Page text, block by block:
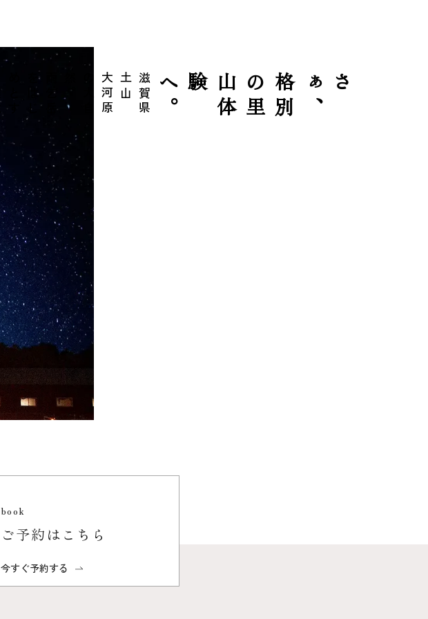
さぁ
、
格
別
の
里
山
体
験へ
。
滋
賀
県
土
山
大
河
原
の
大
自
然
。
雨乞岳をはじめとする雄大な山々を望
book
ご予約はこちら
今すぐ予約する